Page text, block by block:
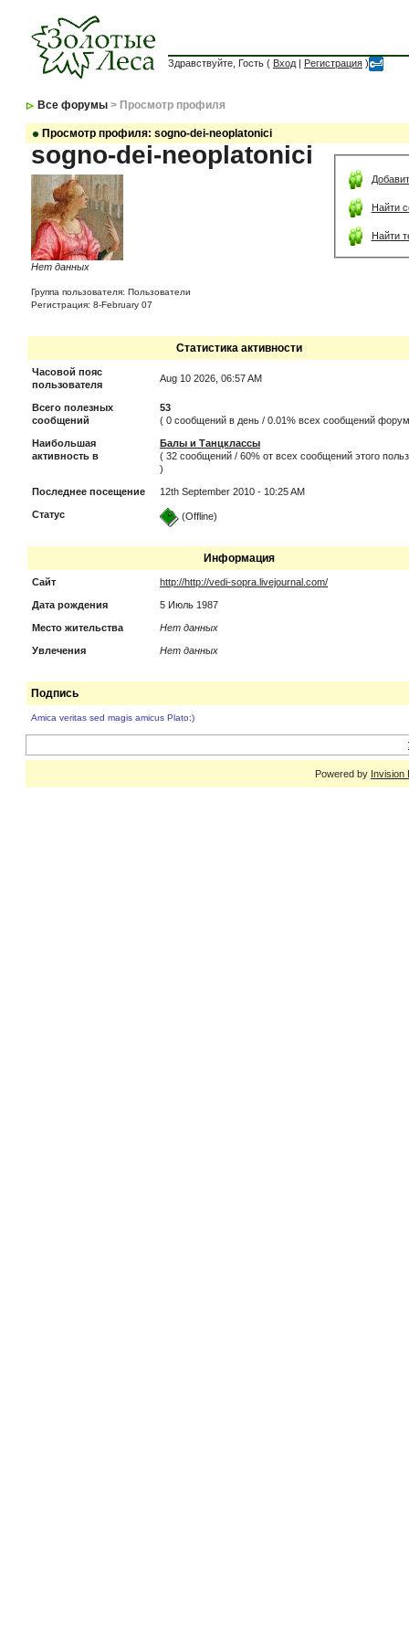
Здравствуйте, Гость ( Вход | Регистрация )
Все форумы > Просмотр профиля
Просмотр профиля: sogno-dei-neoplatonici
sogno-dei-neoplatonici
Нет данных
Группа пользователя: Пользователи
Регистрация: 8-February 07
Найти
Найти
Статистика активности
Часовой пояс
пользователя
Aug 10 2026, 06:57 AM
Всего полезных
сообщений
53
( 0 сообщений в день / 0.01% всех сообщений
Наибольшая
активность в
Балы и Танцклассы
( 32 сообщений / 60% от всех сообщений этого
)
Последнее посещение 12th September 2010 - 10:25 AM
Статус (Offline)
Информация
Сайт http://http://vedi-sopra.livejournal.com/
Дата рождения 5 Июль 1987
Место жительства Нет данных
Увлечения Нет данных
Подпись
Amica veritas sed magis amicus Plato:)
Powered by Invision